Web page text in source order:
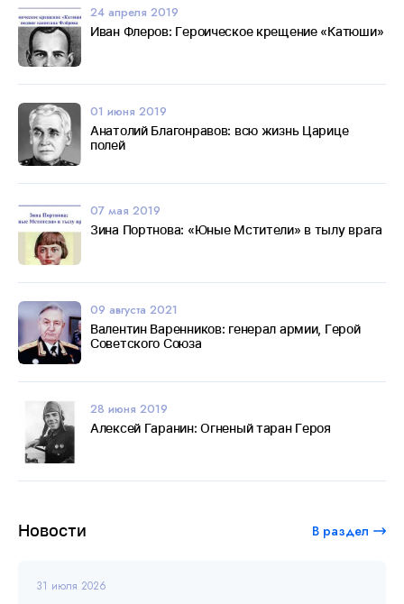
Новости В раздел
31 июля 2026
24 апреля 2019
Иван Флеров: Героическое крещение «Катюши»
01 июня 2019
Анатолий Благонравов: всю жизнь Царице
полей
07 мая 2019
Зина Портнова: «Юные Мстители» в тылу врага
09 августа 2021
Валентин Варенников: генерал армии, Герой
Советского Союза
28 июня 2019
Алексей Гаранин: Огненый таран Героя